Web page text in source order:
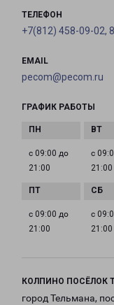
ТЕЛЕФОН
+7(812) 458-09-02,
EMAIL
pecom@pecom.ru
ГРАФИК РАБОТЫ
с 09:00 до
21:00
с
21:00
с 09:00 до
21:00
с
21:00
КОЛПИНО ПОСЁЛОК
город Тельмана,